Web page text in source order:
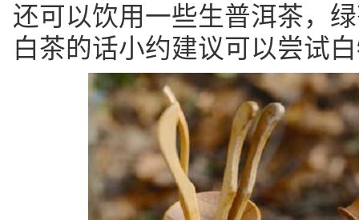
还可以饮用一些生普洱茶，
白茶的话小约建议可以尝试